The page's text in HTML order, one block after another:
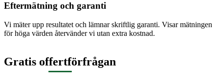
Eftermätning och garanti
Vi mäter upp resultatet och lämnar skriftlig garanti. Visar mätningen
för höga värden återvänder vi utan extra kostnad.
Gratis offertförfrågan